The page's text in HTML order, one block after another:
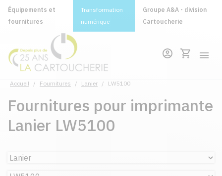
Équipements et
fournitures
Transformation
numérique
Groupe A&A - division
Cartoucherie
Accueil / Fournitures / Lanier / LW5100
Fournitures pour imprimante
Lanier LW5100